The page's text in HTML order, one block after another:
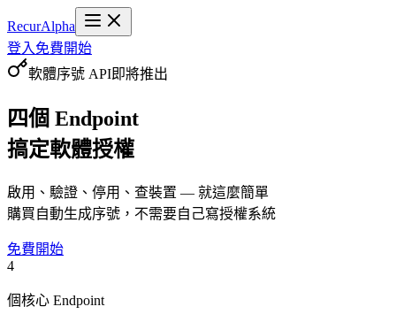
RecurAlpha
登入 免費開始
軟體序號 API即將推出
四個 Endpoint
搞定軟體授權
啟用、驗證、停用、查裝置 — 就這麼簡單
購買自動生成序號，不需要自己寫授權系統
免費開始
4
個核心 Endpoint